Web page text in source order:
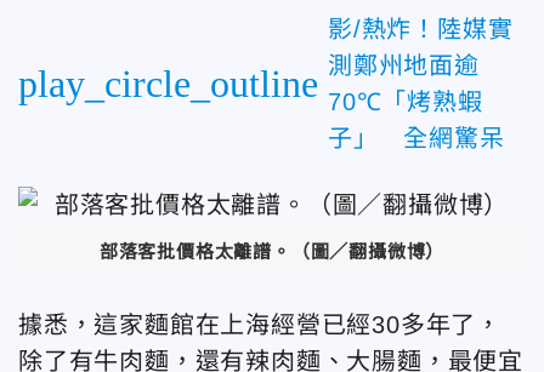
play_circle_outline
影/熱炸！陸媒實
測鄭州地面逾
70℃「烤熟蝦
子」 全網驚呆
部落客批價格太離譜。（圖／翻攝微博）
據悉，這家麵館在上海經營已經30多年了，
除了有牛肉麵，還有辣肉麵、大腸麵，最便宜